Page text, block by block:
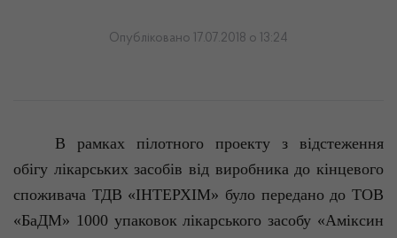
Опубліковано 17.07.2018 о 13:24
В рамках пілотного проекту з відстеження
обігу лікарських засобів від виробника до кінцевого
споживача ТДВ «ІНТЕРХІМ» було передано до ТОВ
«БаДМ» 1000 упаковок лікарського засобу «Аміксин